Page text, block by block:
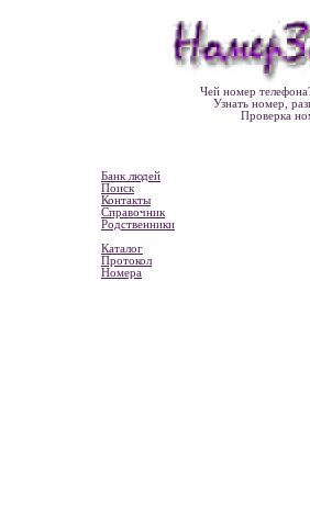
Чей номер
Узнать номер,
Проверка
Банк людей
Поиск
Контакты
Справочник
Родственники
Каталог
Протокол
Номера